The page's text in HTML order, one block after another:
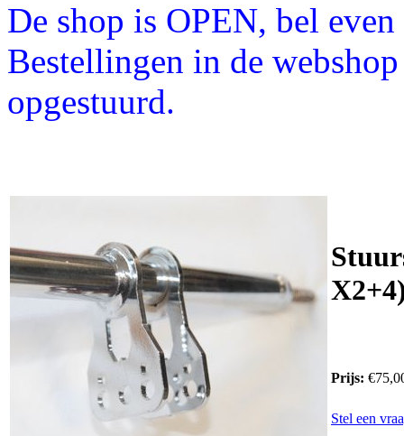
De shop is OPEN, bel
Bestellingen in de
opgestuurd.
Prijs:
Stel een